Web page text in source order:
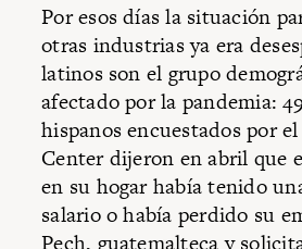
Por esos días la situación
otras industrias ya era
latinos son el grupo
afectado por la pandemia:
hispanos encuestados por
Center dijeron en abril que
en su hogar había tenido
salario o había perdido su
Pech, guatemalteca y